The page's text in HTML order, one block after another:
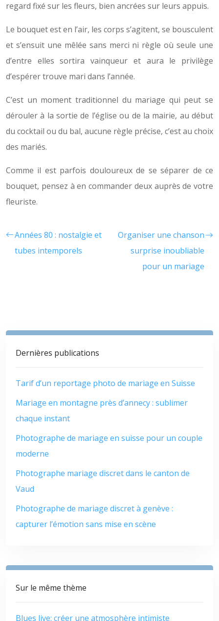
regard fixé sur les fleurs, bien ancrées sur leurs appuis.
Le bouquet est en l’air, les corps s’agitent, se bousculent
et s’ensuit une mêlée sans merci ni règle où seule une
d’entre elles sortira vainqueur et aura le privilège
d’espérer trouve mari dans l’année.
C’est un moment traditionnel du mariage qui peut se
dérouler à la sortie de l’église ou de la mairie, au début
du cocktail ou du bal, aucune règle précise, c’est au choix
des mariés.
Comme il est parfois douloureux de se séparer de ce
bouquet, pensez à en commander deux auprès de votre
fleuriste.
Années 80 : nostalgie et
tubes intemporels
Organiser une chanson
surprise inoubliable
pour un mariage
Dernières publications
Tarif d’un reportage photo de mariage en Suisse
Mariage en montagne près d’annecy : sublimer
chaque instant
Photographe de mariage en suisse pour un couple
moderne
Photographe mariage discret dans le canton de
Vaud
Photographe de mariage discret à genève :
capturer l’émotion sans mise en scène
Sur le même thème
Blues live: créer une atmosphère intimiste